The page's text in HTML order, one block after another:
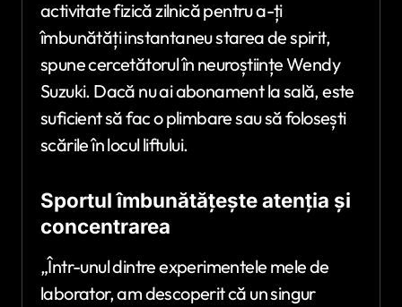
activitate fizică zilnică pentru a-ți
îmbunătăți instantaneu starea de spirit,
spune cercetătorul în neuroștiințe Wendy
Suzuki. Dacă nu ai abonament la sală, este
suficient să fac o plimbare sau să folosești
scările în locul liftului.
Sportul îmbunătățește atenția și
concentrarea
„Într-unul dintre experimentele mele de
laborator, am descoperit că un singur